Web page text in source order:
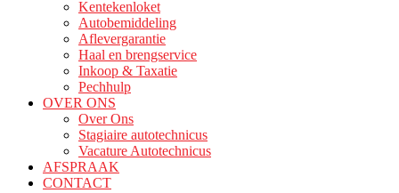
Kentekenloket
Autobemiddeling
Aflevergarantie
Haal en brengservice
Inkoop & Taxatie
Pechhulp
OVER ONS
Over Ons
Stagiaire autotechnicus
Vacature Autotechnicus
AFSPRAAK
CONTACT